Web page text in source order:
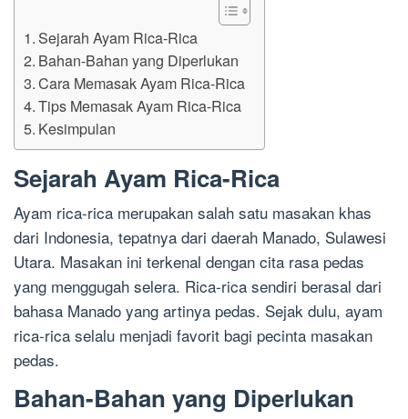
Sejarah Ayam Rica-Rica
Bahan-Bahan yang Diperlukan
Cara Memasak Ayam Rica-Rica
Tips Memasak Ayam Rica-Rica
Kesimpulan
Sejarah Ayam Rica-Rica
Ayam rica-rica merupakan salah satu masakan khas
dari Indonesia, tepatnya dari daerah Manado, Sulawesi
Utara. Masakan ini terkenal dengan cita rasa pedas
yang menggugah selera. Rica-rica sendiri berasal dari
bahasa Manado yang artinya pedas. Sejak dulu, ayam
rica-rica selalu menjadi favorit bagi pecinta masakan
pedas.
Bahan-Bahan yang Diperlukan